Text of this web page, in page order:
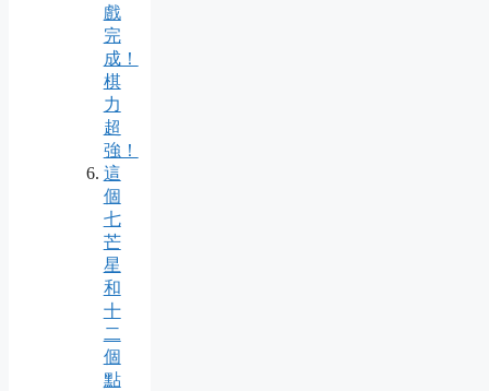
戲
完
成！
棋
力
超
強！
這
個
七
芒
星
和
十
二
個
點